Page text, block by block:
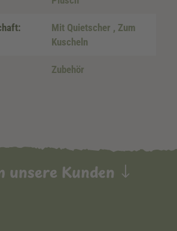
Mit Quietscher , Zum
Kuscheln
Zubehör
unsere Kunden